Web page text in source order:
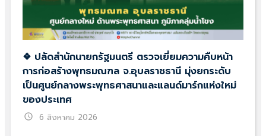
❖ ปลัดสำนักนายกรัฐมนตรี ตรวจเยี่ยมความคืบหน้า
การก่อสร้างพุทธมณฑล จ.อุบลราชธานี มุ่งยกระดับ
เป็นศูนย์กลางพระพุทธศาสนาและแลนด์มาร์กแห่งใหม่
ของประเทศ
schedule 6 สิงหาคม 2026